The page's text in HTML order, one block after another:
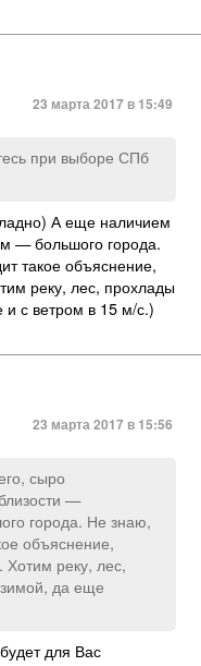
23 марта 2017 в 15:49
при выборе СПб
А еще наличием
— большого города.
такое объяснение,
реку, лес, прохлады
и с ветром в 15 м/с.)
23 марта 2017 в 15:56
сыро
—
города. Не знаю,
объяснение,
Хотим реку, лес,
да еще
для Вас